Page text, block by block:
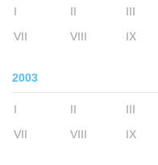
I II III
VII
VIII IX
2003
I II III
VII
VIII IX